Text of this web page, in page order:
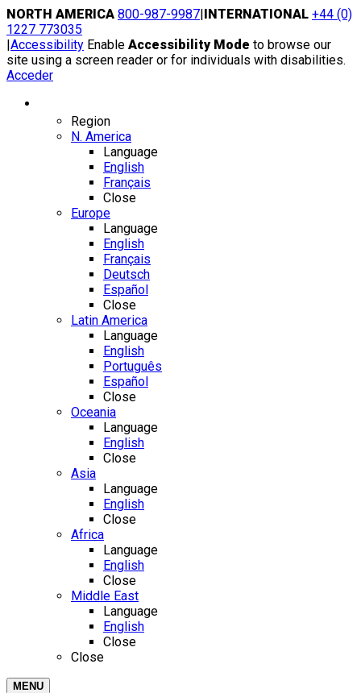
Skip
to
content
NORTH AMERICA 800-987-9987|INTERNATIONAL +44 (0)
1227 773035
|Accessibility Enable Accessibility Mode to browse our
site using a screen reader or for individuals with disabilities.
Acceder
Region
N. America
Language
English
Français
Close
Europe
Language
English
Français
Deutsch
Español
Close
Latin America
Language
English
Português
Español
Close
Oceania
Language
English
Close
Asia
Language
English
Close
Africa
Language
English
Close
Middle East
Language
English
Close
Close
MENU